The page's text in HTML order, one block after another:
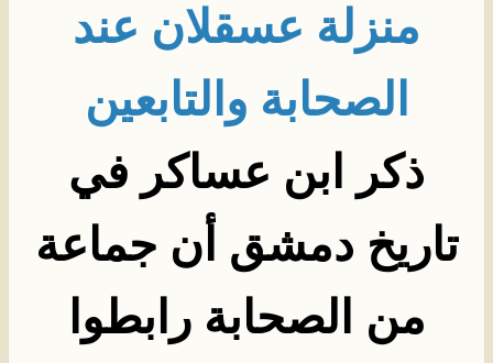
منزلة عسقلان عند
الصحابة والتابعين
ذكر ابن عساكر في
تاريخ دمشق أن جماعة
من الصحابة رابطوا